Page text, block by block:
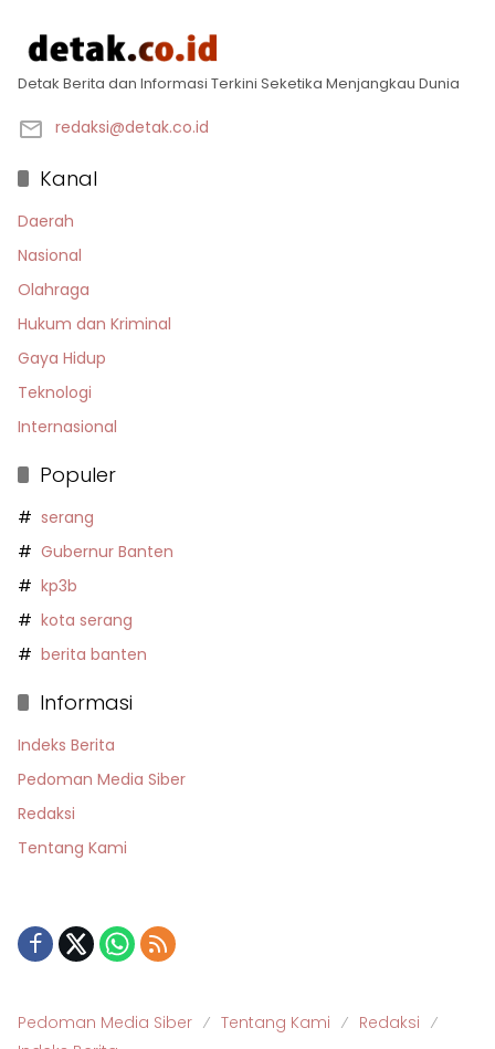
Detak Berita dan Informasi Terkini Seketika Menjangkau Dunia
redaksi@detak.co.id
Kanal
Daerah
Nasional
Olahraga
Hukum dan Kriminal
Gaya Hidup
Teknologi
Internasional
Populer
serang
Gubernur Banten
kp3b
kota serang
berita banten
Informasi
Indeks Berita
Pedoman Media Siber
Redaksi
Tentang Kami
Pedoman Media Siber Tentang Kami
Redaksi